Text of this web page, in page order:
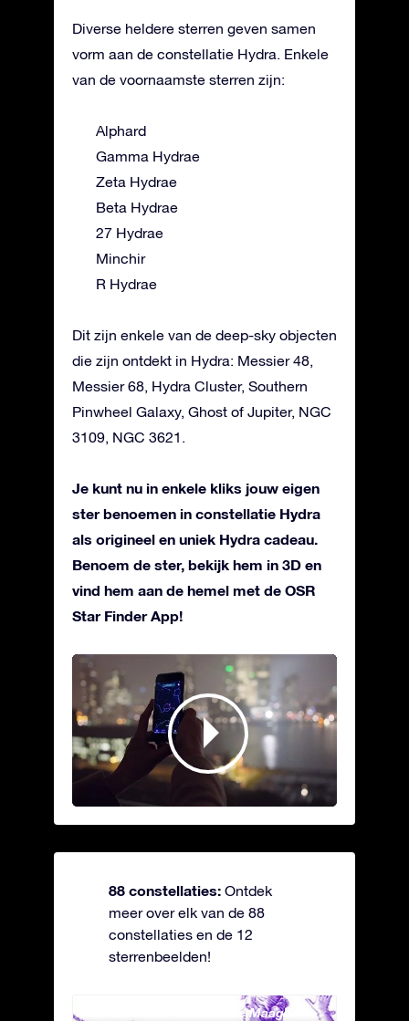
Diverse heldere sterren geven samen
vorm aan de constellatie Hydra. Enkele
van de voornaamste sterren zijn:
Alphard
Gamma Hydrae
Zeta Hydrae
Beta Hydrae
27 Hydrae
Minchir
R Hydrae
Dit zijn enkele van de deep-sky objecten
die zijn ontdekt in Hydra: Messier 48,
Messier 68, Hydra Cluster, Southern
Pinwheel Galaxy, Ghost of Jupiter, NGC
3109, NGC 3621.
Je kunt nu in enkele kliks jouw eigen
ster benoemen in constellatie Hydra
als origineel en uniek Hydra cadeau.
Benoem de ster, bekijk hem in 3D en
vind hem aan de hemel met de OSR
Star Finder App!
88 constellaties: Ontdek
meer over elk van de 88
constellaties en de 12
sterrenbeelden!
Andromeda - Geketende Maagd